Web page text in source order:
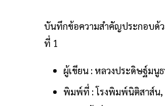
บันทึกข้อความสำคัญประกอบด้
ที่ 1
ผู้เขียน : หลวงประดิษฐ์มนู
พิมพ์ที่ : โรงพิมพ์นิติสาส์น,